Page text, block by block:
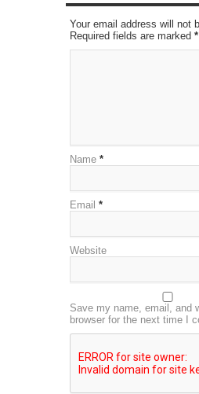
Your email address will not
Required fields are marked *
Name *
Email *
Website
Save my name, email, and
browser for the next time I